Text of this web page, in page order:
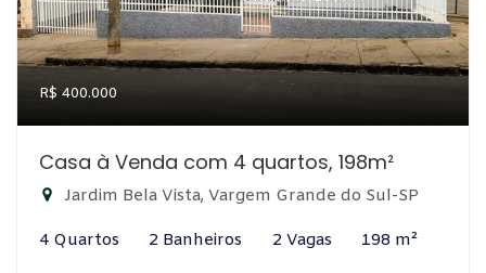
R$ 400.000
Casa à Venda com 4 quartos, 198m²
Jardim Bela Vista, Vargem Grande do Sul-SP
4 Quartos 2 Banheiros 2 Vagas 198 m²